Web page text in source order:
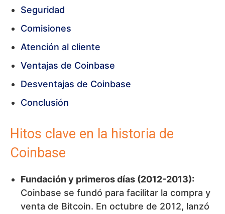
Seguridad
Comisiones
Atención al cliente
Ventajas de Coinbase
Desventajas de Coinbase
Conclusión
Hitos clave en la historia de
Coinbase
Fundación y primeros días (2012-2013):
Coinbase se fundó para facilitar la compra y
venta de Bitcoin. En octubre de 2012, lanzó